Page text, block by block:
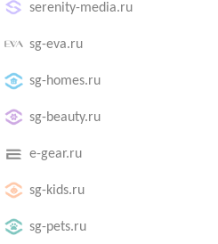
serenity-media.ru
sg-eva.ru
sg-homes.ru
sg-beauty.ru
e-gear.ru
sg-kids.ru
sg-pets.ru